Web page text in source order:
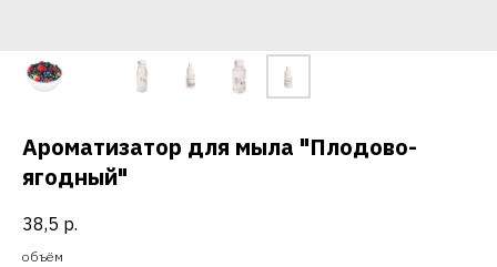
Ароматизатор для мыла "Плодово-
ягодный"
38,5 р.
объём